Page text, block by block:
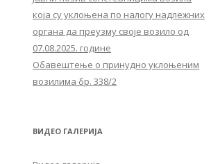
која су уклоњена по налогу надлежних
органа да преузму своје возило од
07.08.2025. године
Обавештењe о принудно уклоњеним
возилима бр. 338/2
ВИДЕО ГАЛЕРИЈА